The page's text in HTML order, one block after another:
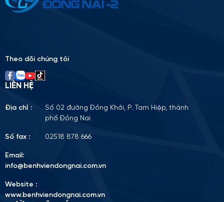
Please
Theo dõi chúng tôi
LIÊN HỆ
Địa chỉ :
Số 02 đường Đồng Khởi, P. Tam Hiệp, thành
phố Đồng Nai
Số fax : 02518 878 666
Email:
info@benhviendongnai.com.vn
Website :
www.benhviendongnai.com.vn